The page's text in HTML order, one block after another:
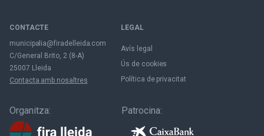
CONTACTE
municipalia@firadelleida.com
C/General Brito, 2 (8-A)
25007 Lleida
Contacta amb nosaltres
LEGAL
Avís legal
Ús de cookies
Política de privacitat
Organitza: Patrocina: